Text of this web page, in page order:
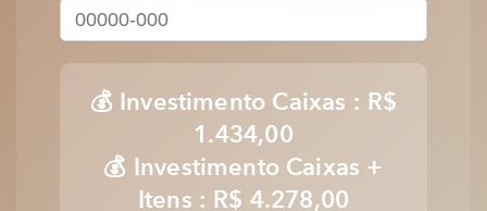
💰 Investimento Caixas : R$
1.434,00
💰 Investimento Caixas +
Itens : R$ 4.278,00